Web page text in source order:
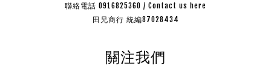
聯絡電話 0916825360 / Contact us here
田兄商行 統編87028434
關注我們